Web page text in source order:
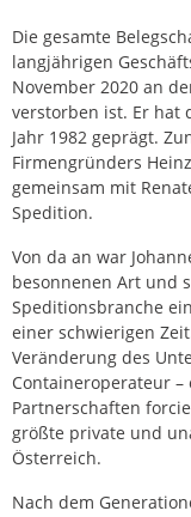
Die gesamte
langjährigen
November 2020 an
verstorben ist. Er hat
Jahr 1982 geprägt.
Firmengründers
gemeinsam mit
Spedition.
Von da an war
besonnenen Art und
Speditionsbranche
einer schwierigen
Veränderung des
Containeroperateur
Partnerschaften
größte private und
Österreich.
Nach dem